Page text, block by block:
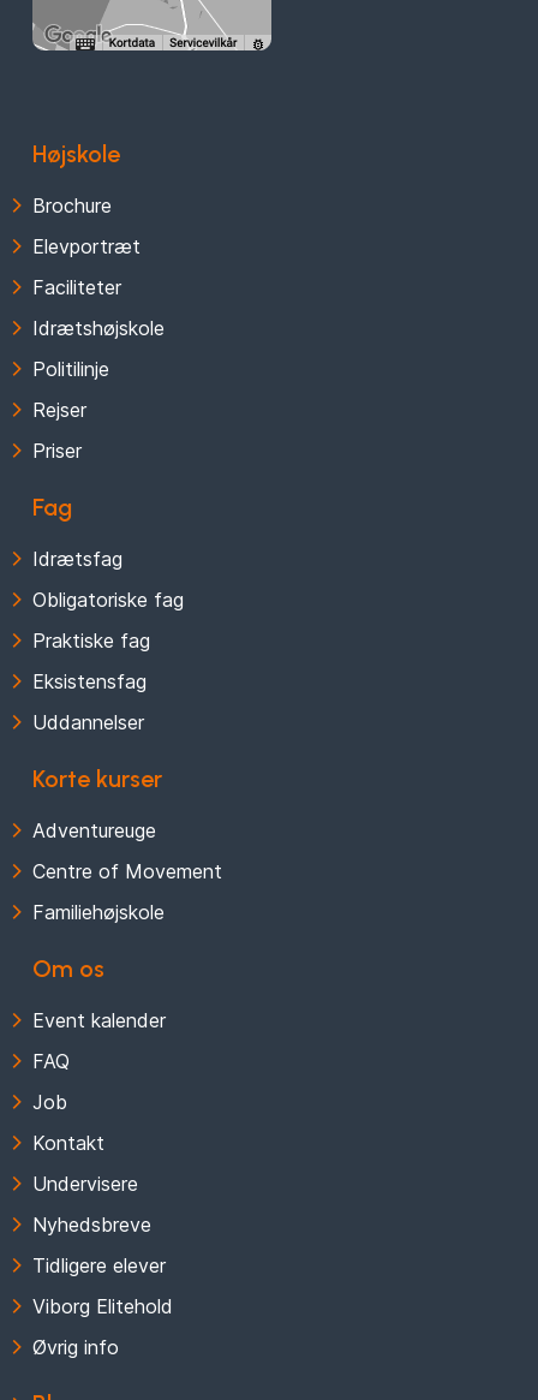
Højskole
Brochure
Elevportræt
Faciliteter
Idrætshøjskole
Politilinje
Rejser
Priser
Fag
Idrætsfag
Obligatoriske fag
Praktiske fag
Eksistensfag
Uddannelser
Korte kurser
Adventureuge
Centre of Movement
Familiehøjskole
Om os
Event kalender
FAQ
Job
Kontakt
Undervisere
Nyhedsbreve
Tidligere elever
Viborg Elitehold
Øvrig info